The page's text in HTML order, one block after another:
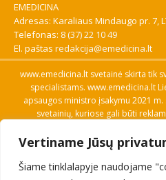
Vertiname Jūsų
Šiame tinklalapyje naudojame
EMEDICINA
Adresas: Karaliaus Mindaugo pr. 7,
Telefonas: 8 (37) 22 10 49
El. paštas redakcija@emedicina.lt
www.emedicina.lt svetainė skirta tik
specialistams. www.emedicina.lt
apsaugos ministro įsakymu 2021
svetainių, kuriose gali būti
savo profesinę kvalifikaciją.
pagalbos priemonių kainų
priežiūros ar farmacijos